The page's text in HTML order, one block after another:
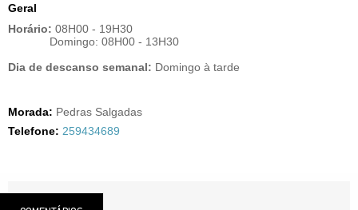
Geral
Horário: 08H00 - 19H30
Domingo: 08H00 - 13H30
Dia de descanso semanal: Domingo à tarde
Morada: Pedras Salgadas
Telefone: 259434689